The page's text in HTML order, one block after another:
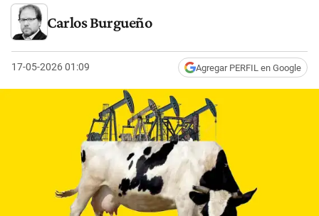
Carlos Burgueño
17-05-2026 01:09 Agregar PERFIL en Google